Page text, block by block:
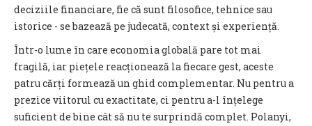
deciziile financiare, fie că sunt filosofice, tehnice sau
istorice - se bazează pe judecată, context și experiență.
Într-o lume în care economia globală pare tot mai
fragilă, iar piețele reacționează la fiecare gest, aceste
patru cărți formează un ghid complementar. Nu pentru a
prezice viitorul cu exactitate, ci pentru a-l înțelege
suficient de bine cât să nu te surprindă complet. Polanyi,